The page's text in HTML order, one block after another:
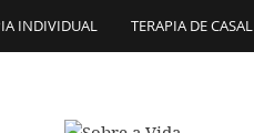
INDIVIDUAL TERAPIA DE CASAL